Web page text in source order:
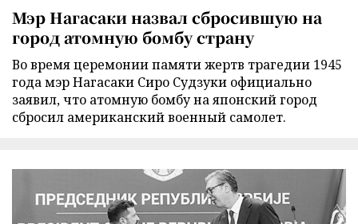
Мэр Нагасаки назвал сбросившую на
город атомную бомбу страну
Во время церемонии памяти жертв трагедии 1945
года мэр Нагасаки Сиро Судзуки официально
заявил, что атомную бомбу на японский город
сбросил американский военный самолет.